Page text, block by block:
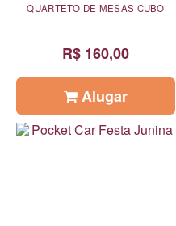
QUARTETO DE MESAS CUBO
R$ 160,00
Alugar